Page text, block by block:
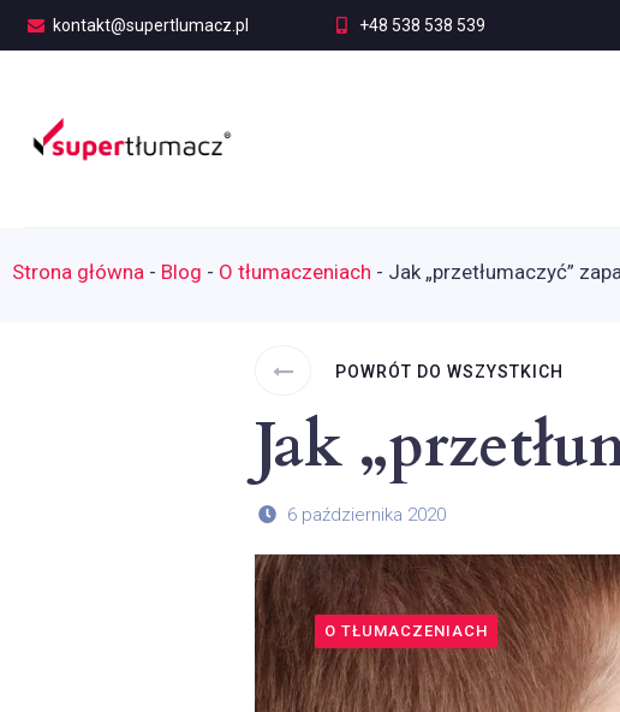
kontakt@supertlumacz.pl +48 538 538 539
Strona główna - Blog - O tłumaczeniach - Jak „przetłumaczyć”
POWRÓT DO WSZYSTKICH
Jak
6 października 2020
O TŁUMACZENIACH